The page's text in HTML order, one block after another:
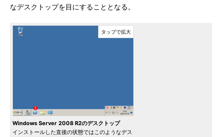
なデスクトップを目にすることとなる。
Windows Server 2008 R2のデスクトップ
インストールした直後の状態ではこのようなデス